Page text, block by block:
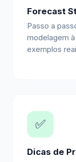
Forecast
Passo a
modelagem
exemplos
✅
Dicas de